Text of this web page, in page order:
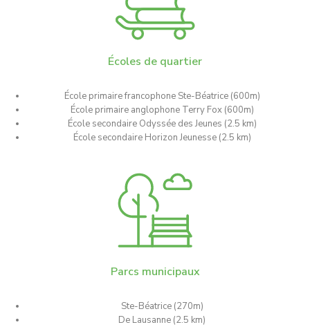
Écoles de quartier
École primaire francophone Ste-Béatrice (600m)
École primaire anglophone Terry Fox (600m)
École secondaire Odyssée des Jeunes (2.5 km)
École secondaire Horizon Jeunesse (2.5 km)
Parcs municipaux
Ste-Béatrice (270m)
De Lausanne (2.5 km)